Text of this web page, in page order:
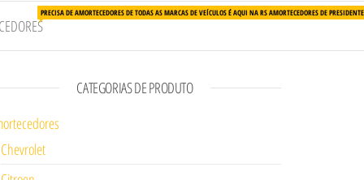
PRECISA DE AMORTECEDORES DE TODAS AS MARCAS DE VEÍCULOS É AQUI NA RS AMORTECEDORES DE
CATEGORIAS DE PRODUTO
Chevrolet